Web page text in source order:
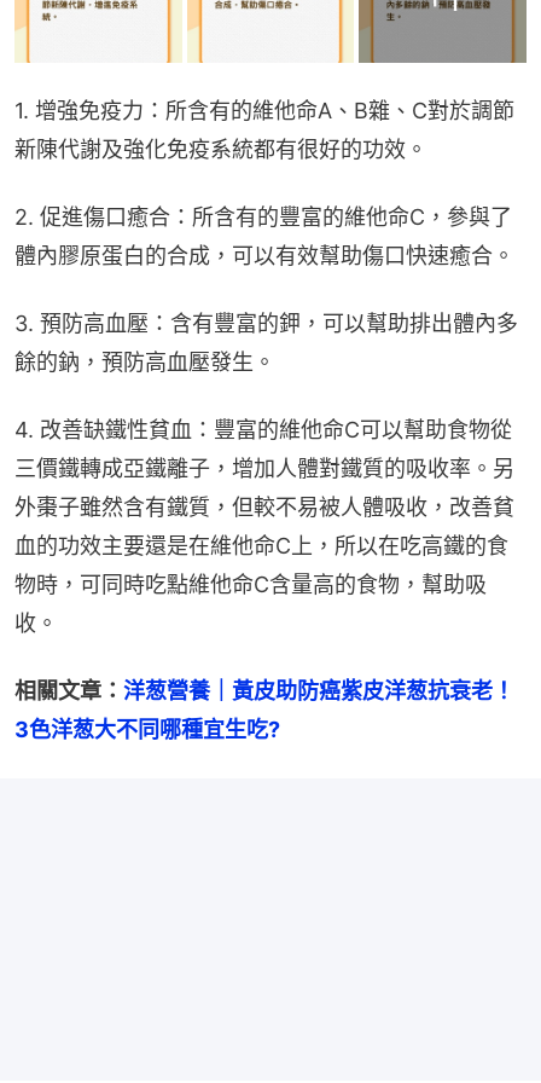
1. 增強免疫力：所含有的維他命A、B雜、C對於調節
新陳代謝及強化免疫系統都有很好的功效。
2. 促進傷口癒合：所含有的豐富的維他命C，參與了
體內膠原蛋白的合成，可以有效幫助傷口快速癒合。
3. 預防高血壓：含有豐富的鉀，可以幫助排出體內多
餘的鈉，預防高血壓發生。
4. 改善缺鐵性貧血：豐富的維他命C可以幫助食物從
三價鐵轉成亞鐵離子，增加人體對鐵質的吸收率。另
外棗子雖然含有鐵質，但較不易被人體吸收，改善貧
血的功效主要還是在維他命C上，所以在吃高鐵的食
物時，可同時吃點維他命C含量高的食物，幫助吸
收。
相關文章： 洋葱營養｜黃皮助防癌紫皮洋葱抗衰老！
3色洋葱大不同哪種宜生吃?